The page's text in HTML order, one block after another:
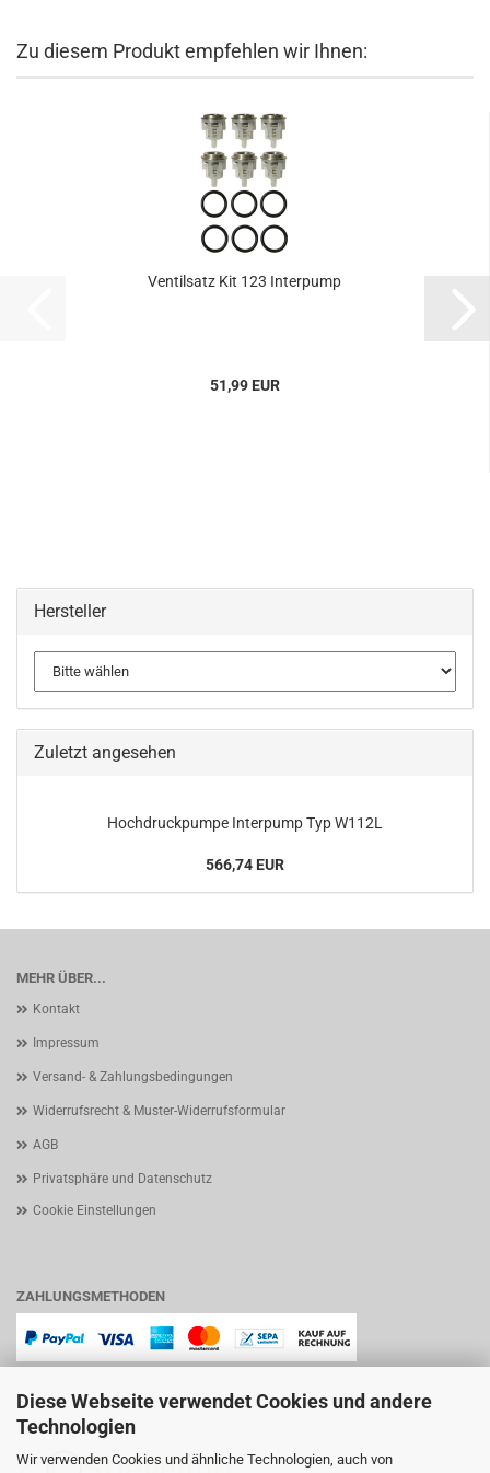
Diese Webseite verwendet Cookies und andere
Technologien
Wir verwenden Cookies und ähnliche Technologien, auch von
Zu diesem Produkt empfehlen wir Ihnen:
Ventilsatz Kit 123 Interpump
51,99 EUR
Hersteller
Zuletzt angesehen
Hochdruckpumpe Interpump Typ W112L
566,74 EUR
MEHR ÜBER...
Kontakt
Impressum
Versand- & Zahlungsbedingungen
Widerrufsrecht & Muster-Widerrufsformular
AGB
Privatsphäre und Datenschutz
Cookie Einstellungen
ZAHLUNGSMETHODEN